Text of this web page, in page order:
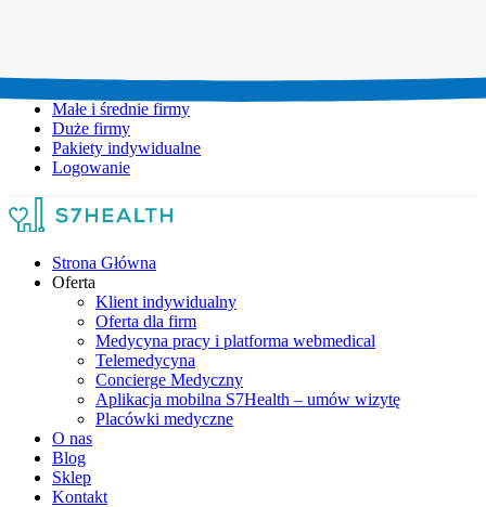
Małe i średnie firmy
Duże firmy
Pakiety indywidualne
Logowanie
Strona Główna
Oferta
Klient indywidualny
Oferta dla firm
Medycyna pracy i platforma webmedical
Telemedycyna
Concierge Medyczny
Aplikacja mobilna S7Health – umów wizytę
Placówki medyczne
O nas
Blog
Sklep
Kontakt